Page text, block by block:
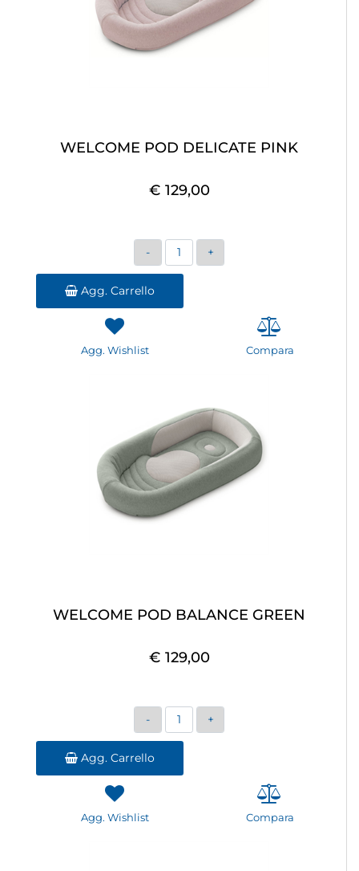
WELCOME POD DELICATE PINK
€ 129,00
Quantità
Agg. Carrello
Agg. Wishlist Compara
WELCOME POD BALANCE GREEN
€ 129,00
Quantità
Agg. Carrello
Agg. Wishlist Compara